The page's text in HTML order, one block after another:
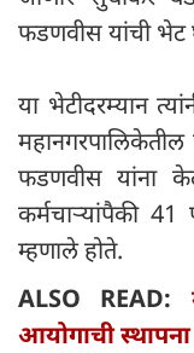
फडणवीस यांची भेट
या भेटीदरम्यान
महानगरपालिकेतील
फडणवीस यांना
कर्मचाऱ्यांपैकी
म्हणाले होते.
ALSO READ:
आयोगाची